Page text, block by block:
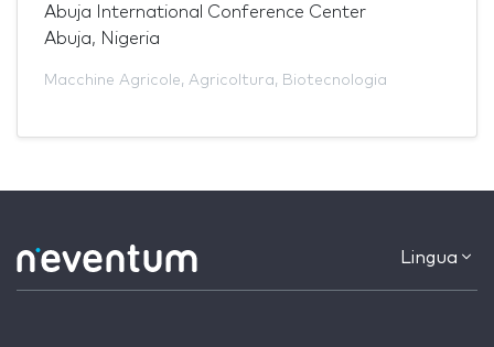
Abuja International Conference Center
Abuja, Nigeria
Macchine Agricole, Agricoltura, Biotecnologia
Lingua